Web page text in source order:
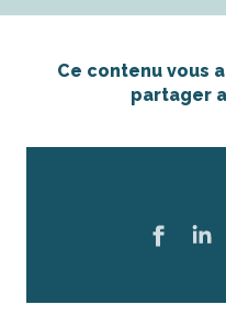
Ce contenu vous
partager